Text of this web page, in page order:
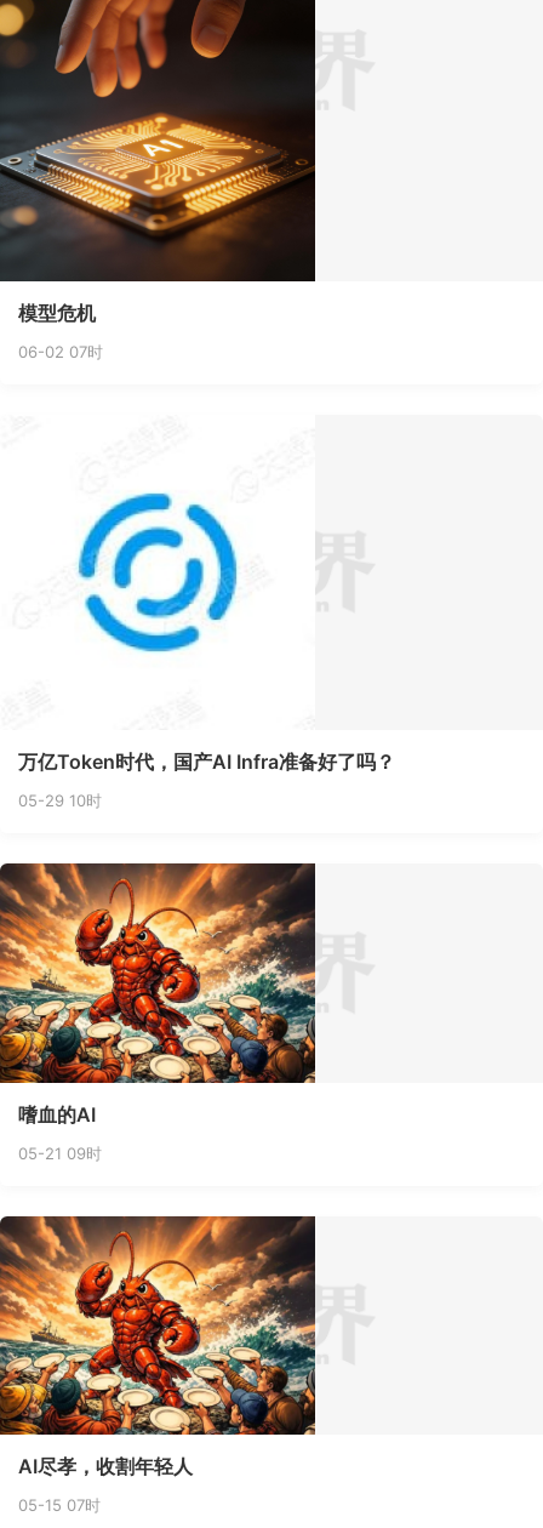
模型危机
06-02 07时
万亿Token时代，国产AI Infra准备好了吗？
05-29 10时
嗜血的AI
05-21 09时
AI尽孝，收割年轻人
05-15 07时